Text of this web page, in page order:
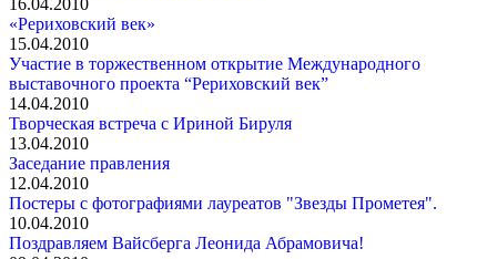
16.04.2010
«Рериховский век»
15.04.2010
Участие в торжественном открытие Международного
выставочного проекта “Рериховский век”
14.04.2010
Творческая встреча с Ириной Бируля
13.04.2010
Заседание правления
12.04.2010
Постеры с фотографиями лауреатов "Звезды Прометея".
10.04.2010
Поздравляем Вайсберга Леонида Абрамовича!